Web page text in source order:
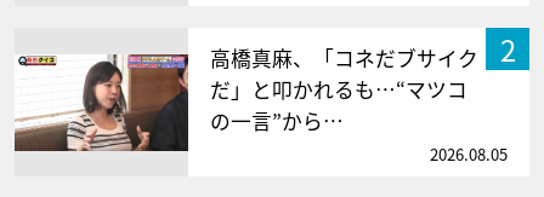
2
高橋真麻、「コネだブサイク
だ」と叩かれるも…“マツコ
の一言”から…
2026.08.05